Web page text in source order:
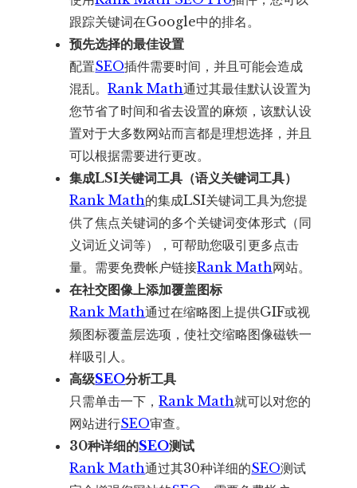
跟踪关键词在Google中的排名。
预先选择的最佳设置
配置SEO插件需要时间，并且可能会造成
混乱。Rank Math通过其最佳默认设置为
您节省了时间和省去设置的麻烦，该默认设
置对于大多数网站而言都是理想选择，并且
可以根据需要进行更改。
集成LSI关键词工具（语义关键词工具）
Rank Math的集成LSI关键词工具为您提
供了焦点关键词的多个关键词变体形式（同
义词近义词等），可帮助您吸引更多点击
量。需要免费帐户链接Rank Math网站。
在社交图像上添加覆盖图标
Rank Math通过在缩略图上提供GIF或视
频图标覆盖层选项，使社交缩略图像磁铁一
样吸引人。
高级SEO分析工具
只需单击一下，Rank Math就可以对您的
网站进行SEO审查。
30种详细的SEO测试
Rank Math通过其30种详细的SEO测试